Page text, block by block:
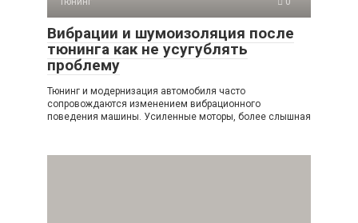
Вибрации и шумоизоляция после
тюнинга как не усугублять
проблему
Тюнинг и модернизация автомобиля часто
сопровождаются изменением вибрационного
поведения машины. Усиленные моторы, более слышная